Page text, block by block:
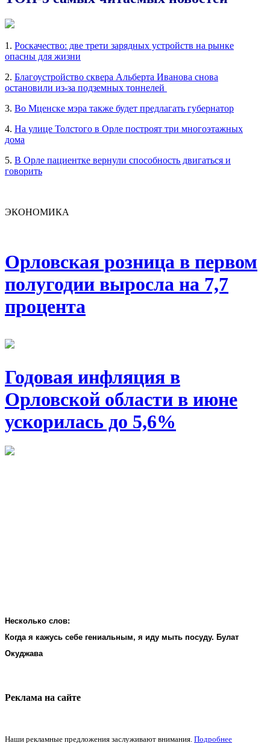
1. Роскачество: две трети зарядных устройств на рынке
опасны для жизни
2. Благоустройство сквера Альберта Иванова снова
остановили из-за подземных тоннелей
3. Во Мценске мэра также будет предлагать губернатор
4. На улице Толстого в Орле построят три многоэтажных
дома
5. В Орле пациентке вернули способность двигаться и
говорить
ЭКОНОМИКА
Орловская розница в первом
полугодии выросла на 7,7
процента
Годовая инфляция в
Орловской области в июне
ускорилась до 5,6%
Несколько слов:
Когда я кажусь себе гениальным, я иду мыть посуду. Булат
Окуджава
Реклама на cайте
Наши рекламные предложения заслуживают внимания. Подробнее